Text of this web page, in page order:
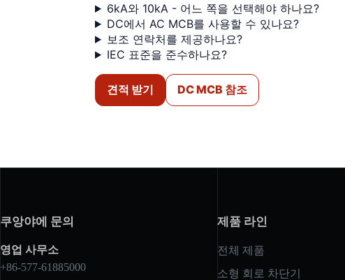
6kA와 10kA - 어느 쪽을 선택해야 하나요?
DC에서 AC MCB를 사용할 수 있나요?
보조 연락처를 제공하나요?
IEC 표준을 준수하나요?
견적 받기 DC MCB 참조
쿠앙야에 문의
영업 사무소
+86-577-61885000
제품 라인
전체 제품
소형 회로 차단기